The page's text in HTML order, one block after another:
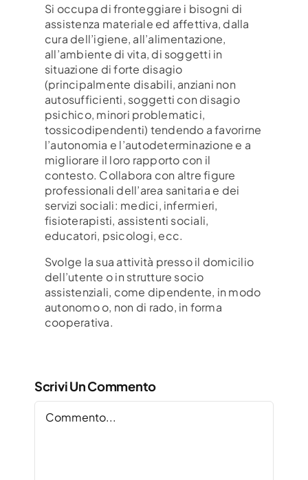
Si occupa di fronteggiare i bisogni di
assistenza materiale ed affettiva, dalla
cura dell’igiene, all’alimentazione,
all’ambiente di vita, di soggetti in
situazione di forte disagio
(principalmente disabili, anziani non
autosufficienti, soggetti con disagio
psichico, minori problematici,
tossicodipendenti) tendendo a favorirne
l’autonomia e l’autodeterminazione e a
migliorare il loro rapporto con il
contesto. Collabora con altre figure
professionali dell’area sanitaria e dei
servizi sociali: medici, infermieri,
fisioterapisti, assistenti sociali,
educatori, psicologi, ecc.
Svolge la sua attività presso il domicilio
dell’utente o in strutture socio
assistenziali, come dipendente, in modo
autonomo o, non di rado, in forma
cooperativa.
Scrivi Un Commento
Commento